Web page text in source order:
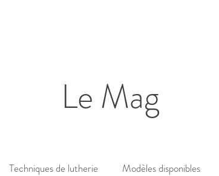
Le Mag
Techniques de lutherie Modèles disponibles